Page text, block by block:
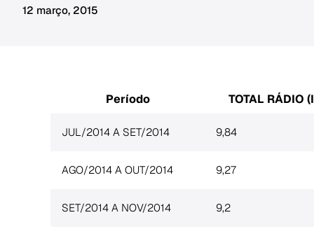
12 março, 2015
Período TOTAL RÁDIO
JUL/2014 A SET/2014 9,84
AGO/2014 A OUT/2014 9,27
SET/2014 A NOV/2014 9,2